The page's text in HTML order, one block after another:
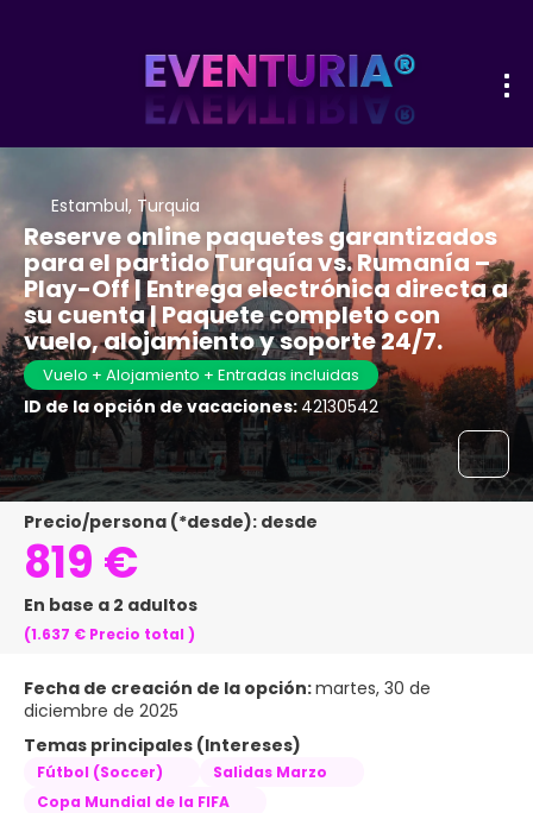
Estambul, Turquia
Reserve online paquetes garantizados
para el partido Turquía vs. Rumanía –
Play-Off | Entrega electrónica directa a
su cuenta | Paquete completo con
vuelo, alojamiento y soporte 24/7.
Vuelo + Alojamiento + Entradas incluidas
ID de la opción de vacaciones: 42130542
Precio/persona (*desde): desde
819 €
En base a 2 adultos
(1.637 € Precio total )
Fecha de creación de la opción:martes, 30 de
diciembre de 2025
Temas principales (Intereses)
Fútbol (Soccer)
Salidas Marzo
Copa Mundial de la FIFA